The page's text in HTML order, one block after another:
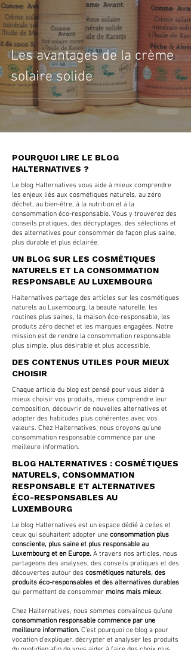
Les avantages de la crème
solaire solide
POURQUOI LIRE LE BLOG
HALTERNATIVES ?
Le blog Halternatives vous aide à mieux comprendre
les enjeux liés aux cosmétiques naturels, au zéro
déchet, au bien-être, à la nutrition et à la
consommation éco-responsable. Vous y trouverez des
conseils pratiques, des décryptages, des sélections et
des alternatives pour consommer de façon plus saine,
plus durable et plus éclairée.
UN BLOG SUR LES COSMÉTIQUES
NATURELS ET LA CONSOMMATION
RESPONSABLE AU LUXEMBOURG
Halternatives partage des articles sur les cosmétiques
naturels au Luxembourg, la beauté naturelle, les
routines plus saines, la maison éco-responsable, les
produits zéro déchet et les marques engagées. Notre
mission est de rendre la consommation responsable
plus simple, plus désirable et plus accessible.
DES CONTENUS UTILES POUR MIEUX
CHOISIR
Chaque article du blog est pensé pour vous aider à
mieux choisir vos produits, mieux comprendre leur
composition, découvrir de nouvelles alternatives et
adopter des habitudes plus cohérentes avec vos
valeurs. Chez Halternatives, nous croyons qu’une
consommation responsable commence par une
meilleure information.
BLOG HALTERNATIVES : COSMÉTIQUES
NATURELS, CONSOMMATION
RESPONSABLE ET ALTERNATIVES
ÉCO-RESPONSABLES AU
LUXEMBOURG
Le blog Halternatives est un espace dédié à celles et
ceux qui souhaitent adopter une consommation plus
consciente, plus saine et plus responsable au
Luxembourg et en Europe. À travers nos articles, nous
partageons des analyses, des conseils pratiques et des
découvertes autour des cosmétiques naturels, des
produits éco-responsables et des alternatives durables
qui permettent de consommer moins mais mieux.
Chez Halternatives, nous sommes convaincus qu’une
consommation responsable commence par une
meilleure information. C’est pourquoi ce blog a pour
vocation d’expliquer, décrypter et analyser les produits